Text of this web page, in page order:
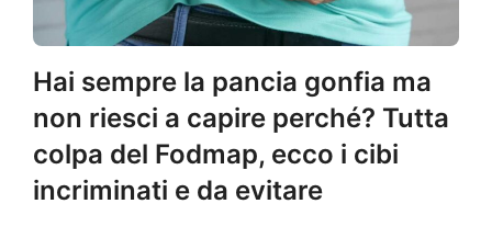
Hai sempre la pancia gonfia ma
non riesci a capire perché? Tutta
colpa del Fodmap, ecco i cibi
incriminati e da evitare